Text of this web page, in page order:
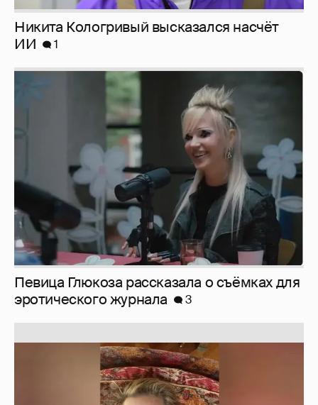
Певица Глюкоза рассказала о съёмках для
эротического журнала
3
Юлия Высоцкая выложила селфи без